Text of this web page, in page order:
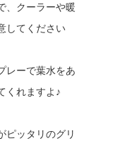
、クーラーや暖
してください
レーで葉水をあ
くれますよ♪
ピッタリのグリ